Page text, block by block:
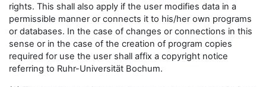
rights. This shall also apply if the user modifies data in a
permissible manner or connects it to his/her own programs
or databases. In the case of changes or connections in this
sense or in the case of the creation of program copies
required for use the user shall affix a copyright notice
referring to Ruhr-Universität Bochum.